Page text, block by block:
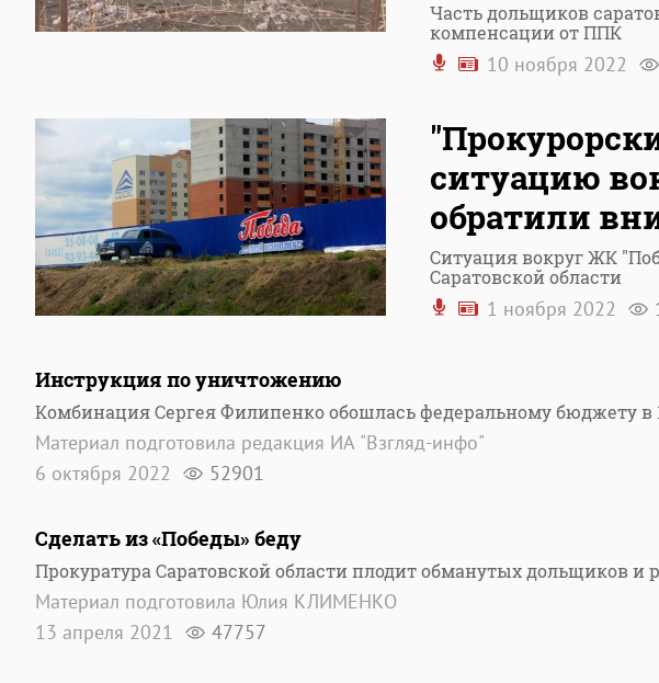
Часть дольщиков
компенсации от ППК
10 ноября 2022
ситуацию
обратили
Ситуация вокруг ЖК
Саратовской области
1 ноября 2022
Инструкция по уничтожению
Комбинация Сергея Филипенко обошлась федеральному бюджету в
Материал подготовила редакция ИА "Взгляд-инфо"
6 октября 2022
52901
Сделать из «Победы» беду
Прокуратура Саратовской области плодит обманутых дольщиков и
Материал подготовила Юлия КЛИМЕНКО
13 апреля 2021
47757